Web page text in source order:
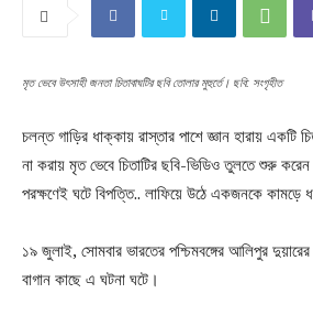
মৃত ভেবে উৎসাহী জনতা চিতাবাঘটির ছবি তোলার মুহুর্তে। ছবি: সংগৃহীত
চলন্ত গাড়ির ধাক্কায় রাস্তার পাশে জ্ঞান হারায় একটি
না করায় মৃত ভেবে চিতাটির ছবি-ভিডিও তুলতে শুরু
পরক্ষণেই ঘটে বিপত্তি.. লাফিয়ে উঠে একজনকে কামড়ে
১৯ জুলাই, সোমবার ভারতের পশ্চিমবঙ্গের আলিপুর
বাগান কাছে এ ঘটনা ঘটে।